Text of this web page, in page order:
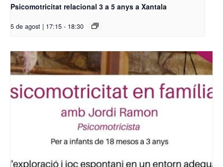
Psicomotricitat relacional 3 a 5 anys a Xantala
5 de agost | 17:15 - 18:30